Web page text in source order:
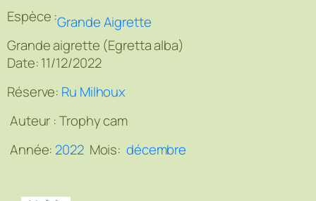
Espèce :Grande Aigrette
Grande aigrette (Egretta alba)
Date: 11/12/2022
Réserve: Ru Milhoux
Auteur :Trophy cam
Année: 2022 Mois: décembre